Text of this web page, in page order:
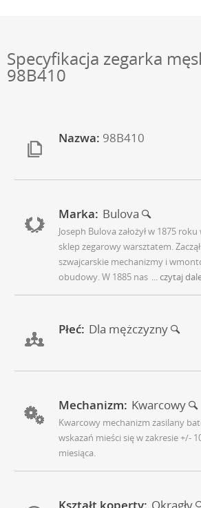
Specyfikacja zegarka
98B410
Nazwa: 98B410
Marka: Bulova
Joseph Bulova założył w 1875
sklep zegarowy warsztatem.
szwajcarskie mechanizmy i
obudowy. W 1885 nas
... czytaj
Płeć: Dla mężczyzny
Mechanizm: Kwarcowy
Kwarcowy mechanizm zasilany
wskazań mieści się w zakresie +/-
miesiąca.
Kształt koperty: Okrągły